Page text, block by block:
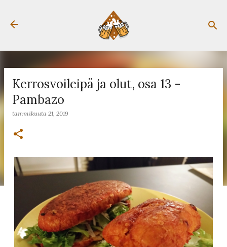
Siirry pääsisältöön
Kerrosvoileipä ja olut, osa 13 -
Pambazo
tammikuuta 21, 2019